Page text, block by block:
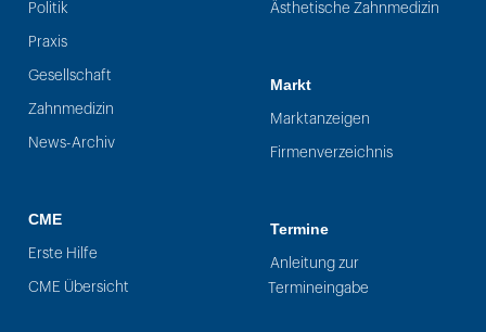
Politik
Praxis
Gesellschaft
Zahnmedizin
News-Archiv
CME
Erste Hilfe
CME Übersicht
Ästhetische Zahnmedizin
Markt
Marktanzeigen
Firmenverzeichnis
Termine
Anleitung zur
Termineingabe